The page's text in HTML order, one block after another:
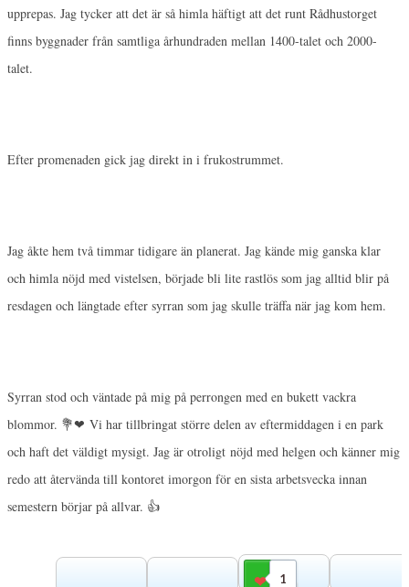
upprepas. Jag tycker att det är så himla häftigt att det runt Rådhustorget
finns byggnader från samtliga århundraden mellan 1400-talet och 2000-
talet.
Efter promenaden gick jag direkt in i frukostrummet.
Jag åkte hem två timmar tidigare än planerat. Jag kände mig ganska klar
och himla nöjd med vistelsen, började bli lite rastlös som jag alltid blir på
resdagen och längtade efter syrran som jag skulle träffa när jag kom hem.
Syrran stod och väntade på mig på perrongen med en bukett vackra
blommor. 💐❤ Vi har tillbringat större delen av eftermiddagen i en park
och haft det väldigt mysigt. Jag är otroligt nöjd med helgen och känner mig
redo att återvända till kontoret imorgon för en sista arbetsvecka innan
semestern börjar på allvar. 👍
1
Gilla